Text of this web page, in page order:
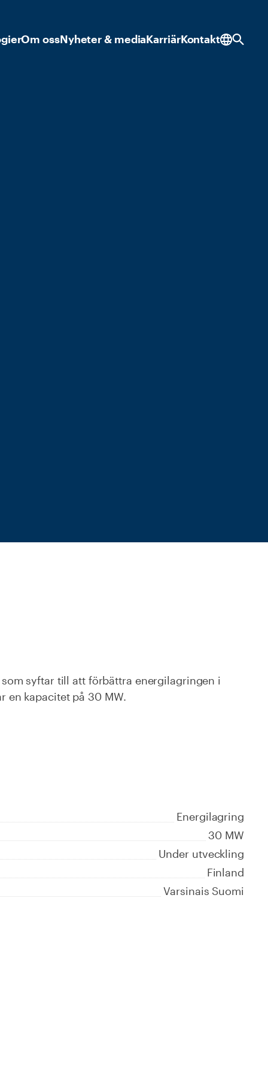
Om ossNyheter & mediaKarriärKontakt
syftar till att förbättra energilagringen i
en kapacitet på 30 MW.
Energilagring
30 MW
Under utveckling
Finland
Varsinais Suomi